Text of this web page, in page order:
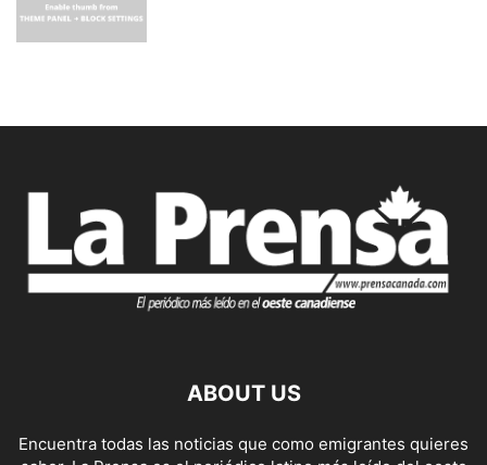
ABOUT US
Encuentra todas las noticias que como emigrantes quieres